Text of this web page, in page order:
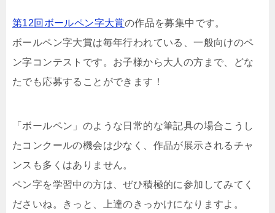
第12回ボールペン字大賞の作品を募集中です。
ボールペン字大賞は毎年行われている、一般向けのペ
ン字コンテストです。お子様から大人の方まで、どな
たでも応募することができます！
「ボールペン」のような日常的な筆記具の場合こうし
たコンクールの機会は少なく、作品が展示されるチャ
ンスも多くはありません。
ペン字を学習中の方は、ぜひ積極的に参加してみてく
ださいね。きっと、上達のきっかけになりますよ。